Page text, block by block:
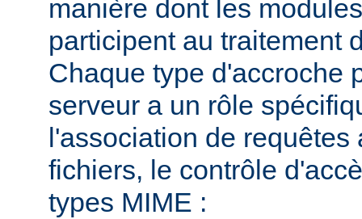
manière dont les
participent au traitement
Chaque type d'accroche
serveur a un rôle
l'association de requêtes
fichiers, le contrôle
types MIME :